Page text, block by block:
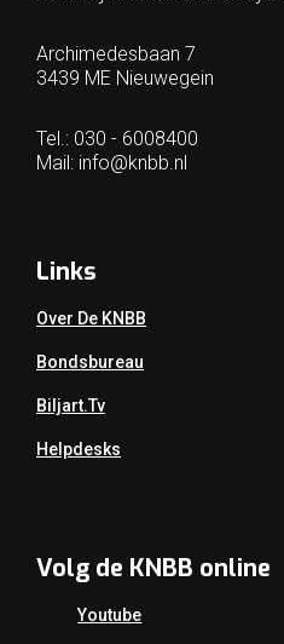
Archimedesbaan 7
3439 ME Nieuwegein
Tel.: 030 - 6008400
Mail: info@knbb.nl
Links
Over De KNBB
Bondsbureau
Biljart.tv
Helpdesks
Volg de KNBB online
Youtube